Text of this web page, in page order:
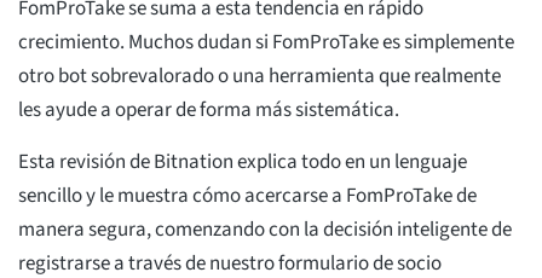
FomProTake se suma a esta tendencia en rápido
crecimiento. Muchos dudan si FomProTake es simplemente
otro bot sobrevalorado o una herramienta que realmente
les ayude a operar de forma más sistemática.
Esta revisión de Bitnation explica todo en un lenguaje
sencillo y le muestra cómo acercarse a FomProTake de
manera segura, comenzando con la decisión inteligente de
registrarse a través de nuestro formulario de socio